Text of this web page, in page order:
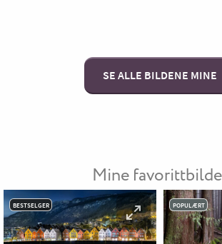
SE ALLE BILDENE MINE
Mine
BESTSELGER POPULÆRT